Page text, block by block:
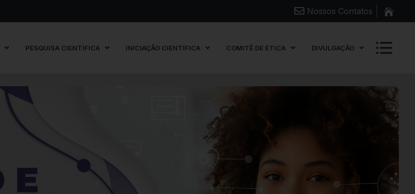
Nossos Contatos
PESQUISA CIENTÍFICA INICIAÇÃO CIENTÍFICA COMITÊ DE ÉTICA DIVULGAÇÃO